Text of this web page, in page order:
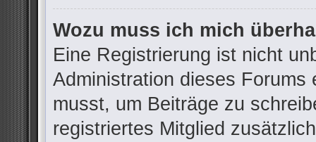
Wozu muss ich mich
Eine Registrierung ist nicht
Administration dieses
musst, um Beiträge zu
registriertes Mitglied